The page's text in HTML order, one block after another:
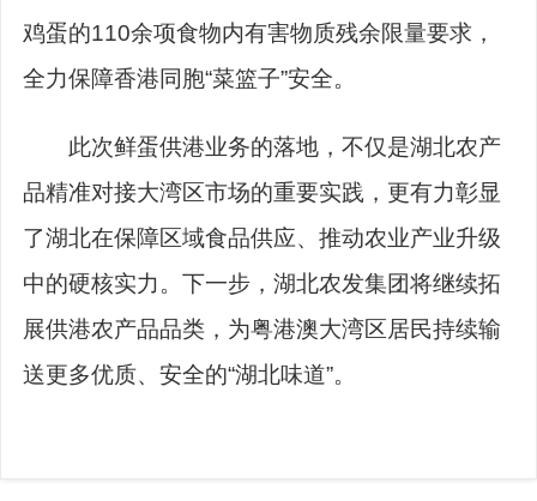
鸡蛋的110余项食物内有害物质残余限量要求，
全力保障香港同胞“菜篮子”安全。
此次鲜蛋供港业务的落地，不仅是湖北农产
品精准对接大湾区市场的重要实践，更有力彰显
了湖北在保障区域食品供应、推动农业产业升级
中的硬核实力。下一步，湖北农发集团将继续拓
展供港农产品品类，为粤港澳大湾区居民持续输
送更多优质、安全的“湖北味道”。